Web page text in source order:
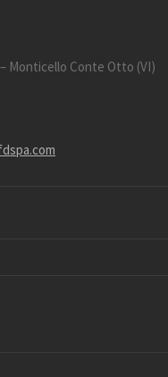
– Monticello Conte Otto (VI)